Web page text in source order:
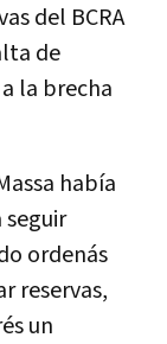
del BCRA
de
la brecha
había
seguir
ordenás
reservas,
un